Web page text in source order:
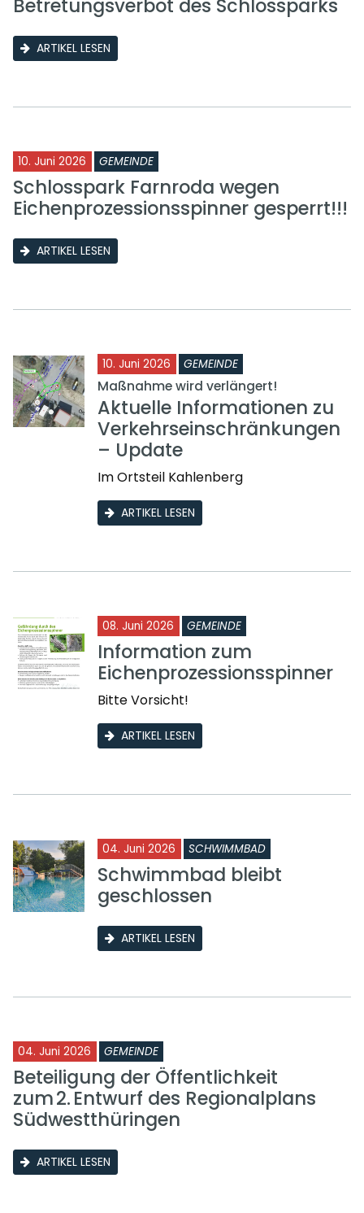
Betretungsverbot des Schlossparks
ARTIKEL LESEN
10. Juni 2026 GEMEINDE
Schlosspark Farnroda wegen
Eichenprozessionsspinner gesperrt!!!
ARTIKEL LESEN
10. Juni 2026 GEMEINDE
Maßnahme wird verlängert!
Aktuelle Informationen zu
Verkehrseinschränkungen
– Update
Im Ortsteil Kahlenberg
ARTIKEL LESEN
08. Juni 2026 GEMEINDE
Information zum
Eichenprozessionsspinner
Bitte Vorsicht!
ARTIKEL LESEN
04. Juni 2026 SCHWIMMBAD
Schwimmbad bleibt
geschlossen
ARTIKEL LESEN
04. Juni 2026 GEMEINDE
Beteiligung der Öffentlichkeit
zum 2. Entwurf des Regionalplans
Südwestthüringen
ARTIKEL LESEN